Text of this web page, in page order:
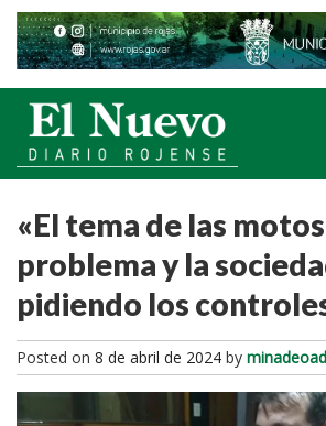
«El tema de las
problema y la
pidiendo los
Posted on 8 de abril de 2024 by